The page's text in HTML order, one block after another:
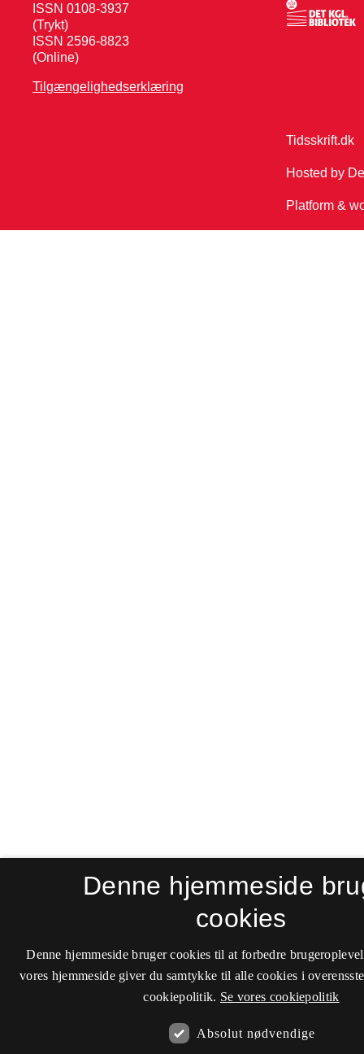
ISSN 0108-3937
(Trykt)
ISSN 2596-8823
(Online)
Tilgængelighedserklæring
Denne hjemmeside
cookies
Denne hjemmeside bruger cookies til at forbedre
vores hjemmeside giver du samtykke til alle cookies i
cookiepolitik. Se vores cookiepolitik
Absolut nødvendige